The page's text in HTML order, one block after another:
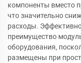
компоненты вместо
что значительно
расходы.
преимущество
оборудования,
размещены при